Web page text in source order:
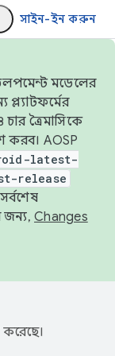
সাইন-ইন করুন
মডেলের
প্ল্যাটফর্মের
ত্রৈমাসিকে
করব। AOSP
latest-
release
জন্য, Changes